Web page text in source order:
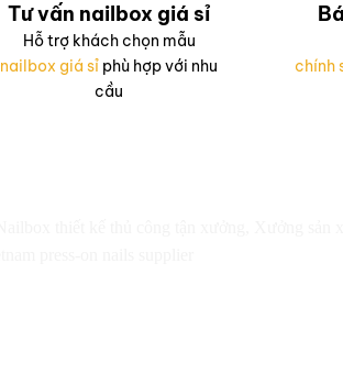
Tư vấn nailbox giá sỉ
Hỗ trợ khách chọn mẫu
nailbox giá sỉ phù hợp với nhu
cầu
chính